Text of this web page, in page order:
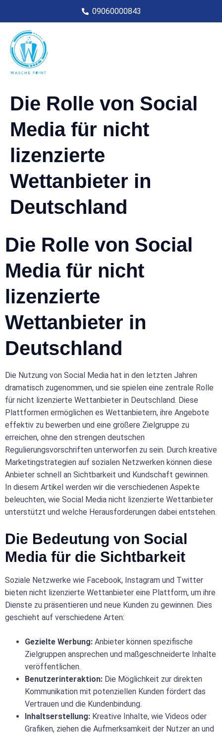
09060000843
Die Rolle von Social
Media für nicht
lizenzierte
Wettanbieter in
Deutschland
Die Rolle von Social
Media für nicht
lizenzierte
Wettanbieter in
Deutschland
Die Nutzung von Social Media hat in den letzten Jahren
dramatisch zugenommen, und sie spielen eine zentrale Rolle
für nicht lizenzierte Wettanbieter in Deutschland. Diese
Plattformen ermöglichen es Wettanbietern, ihre Angebote
effektiv zu bewerben und eine größere Zielgruppe zu
erreichen, ohne den strengen deutschen
Regulierungsvorschriften unterworfen zu sein. Durch kreative
Marketingstrategien auf sozialen Netzwerken können diese
Anbieter schnell an Sichtbarkeit und Kundschaft gewinnen.
In diesem Artikel werden wir die verschiedenen Aspekte
beleuchten, wie Social Media nicht lizenzierte Wettanbieter
unterstützt und welche Herausforderungen dabei entstehen.
Die Bedeutung von Social
Media für die Sichtbarkeit
Soziale Netzwerke wie Facebook, Instagram und Twitter
bieten nicht lizenzierte Wettanbieter eine Plattform, um ihre
Dienste zu präsentieren und neue Kunden zu gewinnen. Dies
geschieht auf verschiedene Arten:
Gezielte Werbung: Anbieter können spezifische
Zielgruppen ansprechen und maßgeschneiderte Inhalte
veröffentlichen.
Benutzerinteraktion: Die Möglichkeit zur direkten
Kommunikation mit potenziellen Kunden fördert das
Vertrauen und die Kundenbindung.
Inhaltserstellung: Kreative Inhalte, wie Videos oder
Grafiken, ziehen die Aufmerksamkeit der Nutzer an und